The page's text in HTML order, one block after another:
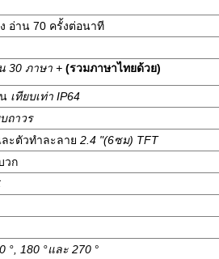
อ่าน 70 ครั้งต่อนาที
30 ภาษา + (รวมภาษาไทยด้วย)
เทียบเท่า IP64
ถาวร
ะตัวทำละลาย 2.4 "(6ซม) TFT
วก
°, 180 °และ 270°